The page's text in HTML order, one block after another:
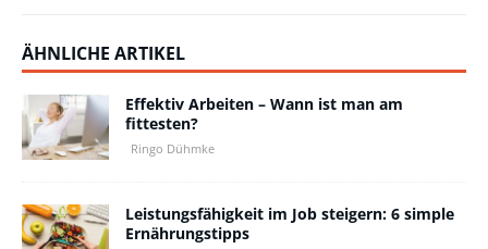
ÄHNLICHE ARTIKEL
Effektiv Arbeiten – Wann ist man am
fittesten?
Ringo Dühmke
Leistungsfähigkeit im Job steigern: 6 simple
Ernährungstipps